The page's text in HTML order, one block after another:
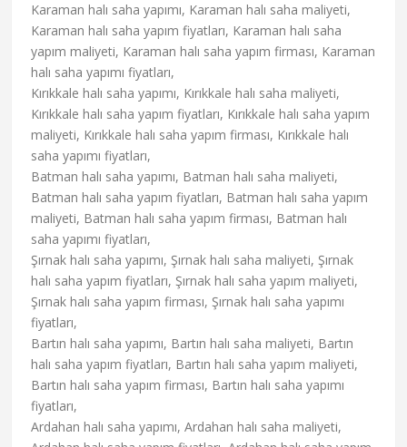
Karaman halı saha yapımı, Karaman halı saha maliyeti,
Karaman halı saha yapım fiyatları, Karaman halı saha
yapım maliyeti, Karaman halı saha yapım firması, Karaman
halı saha yapımı fiyatları,
Kırıkkale halı saha yapımı, Kırıkkale halı saha maliyeti,
Kırıkkale halı saha yapım fiyatları, Kırıkkale halı saha yapım
maliyeti, Kırıkkale halı saha yapım firması, Kırıkkale halı
saha yapımı fiyatları,
Batman halı saha yapımı, Batman halı saha maliyeti,
Batman halı saha yapım fiyatları, Batman halı saha yapım
maliyeti, Batman halı saha yapım firması, Batman halı
saha yapımı fiyatları,
Şırnak halı saha yapımı, Şırnak halı saha maliyeti, Şırnak
halı saha yapım fiyatları, Şırnak halı saha yapım maliyeti,
Şırnak halı saha yapım firması, Şırnak halı saha yapımı
fiyatları,
Bartın halı saha yapımı, Bartın halı saha maliyeti, Bartın
halı saha yapım fiyatları, Bartın halı saha yapım maliyeti,
Bartın halı saha yapım firması, Bartın halı saha yapımı
fiyatları,
Ardahan halı saha yapımı, Ardahan halı saha maliyeti,